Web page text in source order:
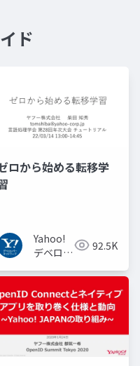
ド
ロから始める転移学
Yahoo!
デベロッ
トワーク
92.5K